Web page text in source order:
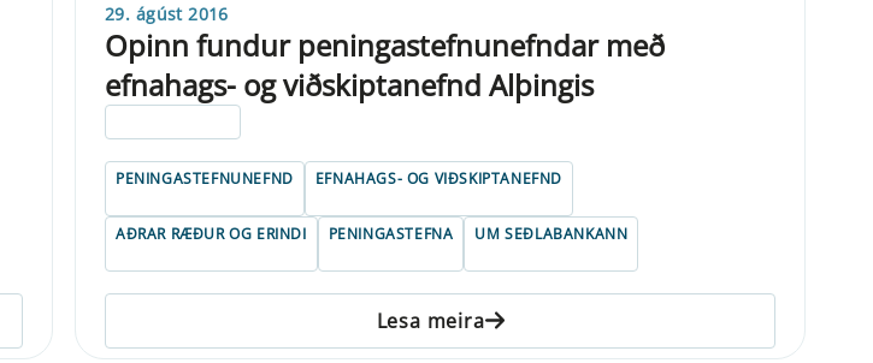
29. ágúst 2016
Opinn fundur peningastefnunefndar með
efnahags- og viðskiptanefnd Alþingis
PENINGASTEFNUNEFND EFNAHAGS- OG VIÐSKIPTANEFND
AÐRAR RÆÐUR OG ERINDI PENINGASTEFNA UM SEÐLABANKANN
Lesa meira